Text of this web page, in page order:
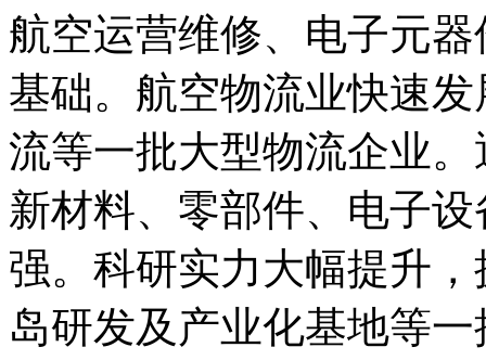
航空运营维修、电子元
基础。航空物流业快速
流等一批大型物流企业
新材料、零部件、电子
强。科研实力大幅提升
岛研发及产业化基地等